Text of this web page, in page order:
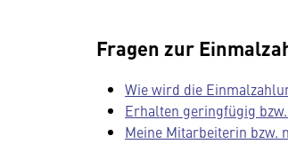
Fragen zur
Wie wird die
Erhalten geringfügig
Meine Mitarbeiterin bzw.